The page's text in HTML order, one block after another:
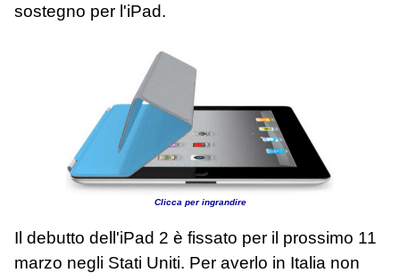
sostegno per l'iPad.
Clicca per ingrandire
Il debutto dell'iPad 2 è fissato per il prossimo 11
marzo negli Stati Uniti. Per averlo in Italia non